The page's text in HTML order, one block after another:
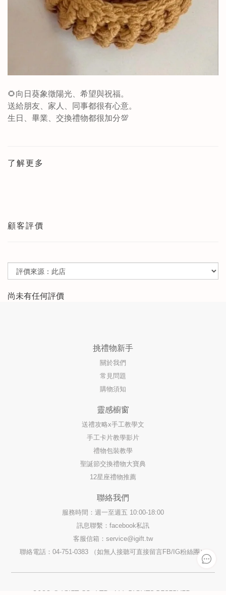
🌻向日葵象徵陽光、希望與祝福。
送給朋友、家人、同事都很有心意。
生日、畢業、交換禮物都很加分💯
了解更多
顧客評價
尚未有任何評價
挑禮物新手
關於我們
常見問題
購物須知
靈感櫥窗
送禮攻略x手工教學文
手工卡片教學影片
禮物包裝教學
聖誕節交換禮物大寶典
12星座禮物推薦
聯絡我們
服務時間：週一至週五 10:00-18:00
訊息聯繫：facebook私訊
客服信箱： service@igift.tw
聯絡電話：04-751-0383 （如無人接聽可直接留言FB/IG粉絲團）
2023 © IGIFT CO. LTD. ALL RIGHTS RESERVED.